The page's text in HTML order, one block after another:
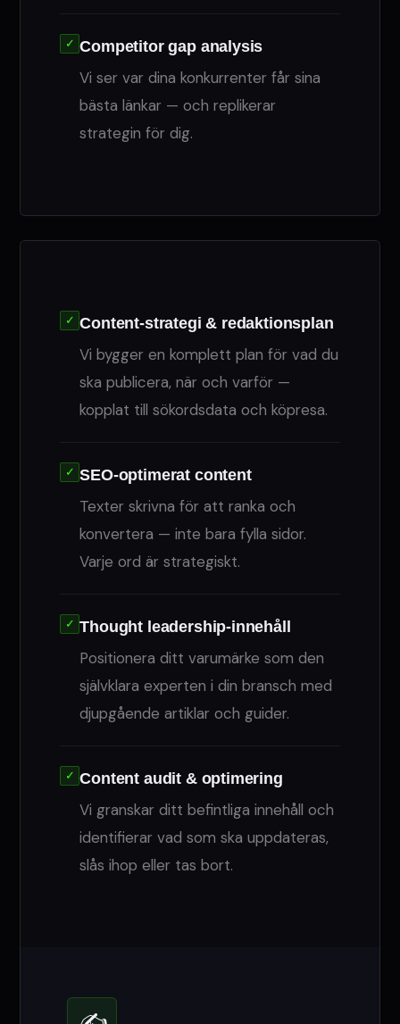
✓ Competitor gap analysis
Vi ser var dina konkurrenter får sina
bästa länkar — och replikerar
strategin för dig.
✓ Content-strategi & redaktionsplan
Vi bygger en komplett plan för vad du
ska publicera, när och varför —
kopplat till sökordsdata och köpresa.
✓ SEO-optimerat content
Texter skrivna för att ranka och
konvertera — inte bara fylla sidor.
Varje ord är strategiskt.
✓ Thought leadership-innehåll
Positionera ditt varumärke som den
självklara experten i din bransch med
djupgående artiklar och guider.
✓ Content audit & optimering
Vi granskar ditt befintliga innehåll och
identifierar vad som ska uppdateras,
slås ihop eller tas bort.